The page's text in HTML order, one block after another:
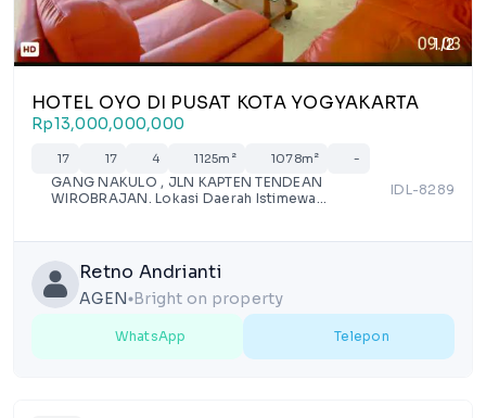
1/2
HOTEL OYO DI PUSAT KOTA YOGYAKARTA
Rp13,000,000,000
17 17 4 1125m² 1078m² -
GANG NAKULO , JLN KAPTEN TENDEAN
WIROBRAJAN. Lokasi Daerah Istimewa
IDL-8289
Retno Andrianti
AGEN lens Bright on property
WhatsApp Telepon